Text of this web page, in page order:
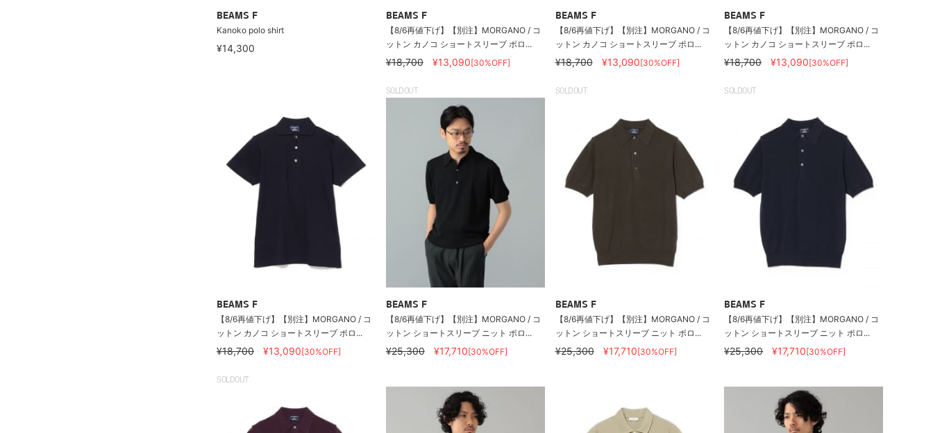
BEAMS F
Kanoko polo shirt
¥14,300
BEAMS F
【8/6再値下げ】【別注】MORGANO / コ
ットン カノコ ショートスリーブ ポロ...
¥18,700 ¥13,090[30%OFF]
BEAMS F
【8/6再値下げ】【別注】MORGANO / コ
ットン カノコ ショートスリーブ ポロ...
¥18,700 ¥13,090[30%OFF]
BEAMS F
【8/6再値下げ】【別注】MORGANO / コ
ットン カノコ ショートスリーブ ポロ...
¥18,700 ¥13,090[30%OFF]
BEAMS F
【8/6再値下げ】【別注】MORGANO / コ
ットン カノコ ショートスリーブ ポロ...
¥18,700 ¥13,090[30%OFF]
SOLDOUT
BEAMS F
【8/6再値下げ】【別注】MORGANO / コ
ットン ショートスリーブ ニット ポロ...
¥25,300 ¥17,710[30%OFF]
SOLDOUT
BEAMS F
【8/6再値下げ】【別注】MORGANO / コ
ットン ショートスリーブ ニット ポロ...
¥25,300 ¥17,710[30%OFF]
SOLDOUT
BEAMS F
【8/6再値下げ】【別注】MORGANO / コ
ットン ショートスリーブ ニット ポロ...
¥25,300 ¥17,710[30%OFF]
SOLDOUT